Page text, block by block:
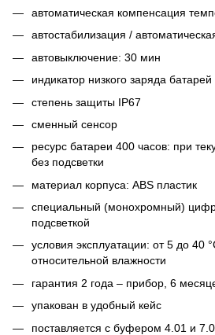
автоматическая компенсация
автостабилизация /
автовыключение: 30 мин
индикатор низкого заряда батарей
степень защиты IP67
сменный сенсор
ресурс батареи 400 часов: при
без подсветки
материал корпуса: ABS пластик
специальный (монохромный)
подсветкой
условия эксплуатации: от 5 до 40
относительной влажности
гарантия 2 года – прибор, 6
упакован в удобный кейс
поставляется с буфером 4.01 и